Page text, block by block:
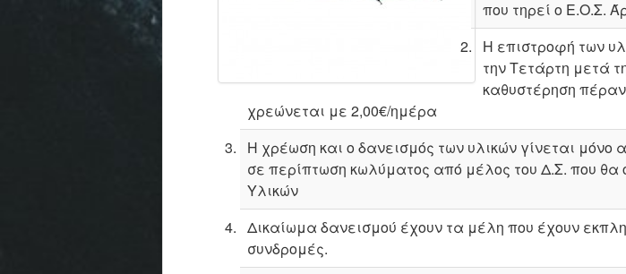
που τηρεί ο Ε.Ο.Σ.
Η επιστροφή των
την Τετάρτη μετά
καθυστέρηση
χρεώνεται με 2,00€/ημέρα
Η χρέωση και ο δανεισμός των υλικών γίνεται μόνο
σε περίπτωση κωλύματος από μέλος του Δ.Σ. που θα
Υλικών
Δικαίωμα δανεισμού έχουν τα μέλη που έχουν
συνδρομές.